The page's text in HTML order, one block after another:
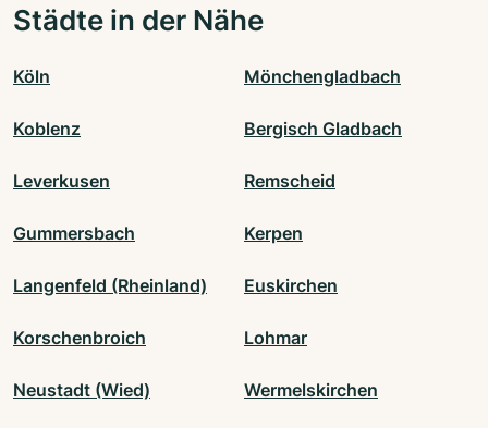
Städte in der Nähe
Köln Mönchengladbach
Koblenz Bergisch Gladbach
Leverkusen Remscheid
Gummersbach Kerpen
Langenfeld (Rheinland) Euskirchen
Korschenbroich Lohmar
Neustadt (Wied) Wermelskirchen